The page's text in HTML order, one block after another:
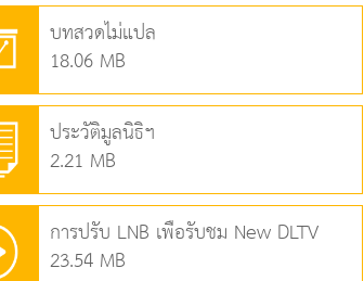
บทสวดไม่แปล
18.06 MB
ประวัติมูลนิธิฯ
2.21 MB
การปรับ LNB เพื่อรับชม New DLTV
23.54 MB